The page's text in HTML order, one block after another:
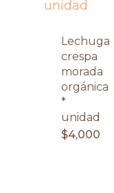
Lechuga
crespa
morada
orgánica
*
unidad
$4,000